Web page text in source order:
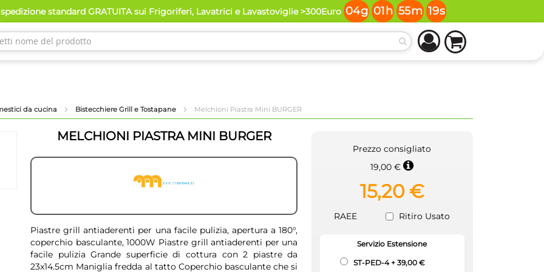
standard GRATUITA sui Frigoriferi, Lavatrici e Lavastoviglie >300Euro 04g 01 h 55m 19s
da cucina Bistecchiere Grill e Tostapane Melchioni Piastra Mini BURGER
MELCHIONI PIASTRA MINI BURGER
Piastre grill antiaderenti per una facile pulizia, apertura a 180°,
coperchio basculante, 1000W Piastre grill antiaderenti per una
facile pulizia Grande superficie di cottura con 2 piastre da
23x14.5cm Maniglia fredda al tatto Coperchio basculante che si
Prezzo consigliato
19,00 €
15,20 €
RAEE Ritiro Usato
Servizio Estensione
ST-PED-4+ 39,00 €